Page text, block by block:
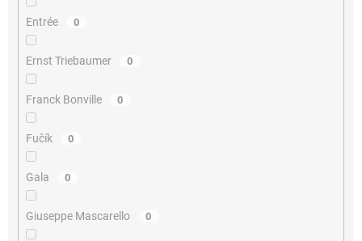
Entrée 0
Ernst Triebaumer 0
Franck Bonville 0
Fučík 0
Gala 0
Giuseppe Mascarello 0